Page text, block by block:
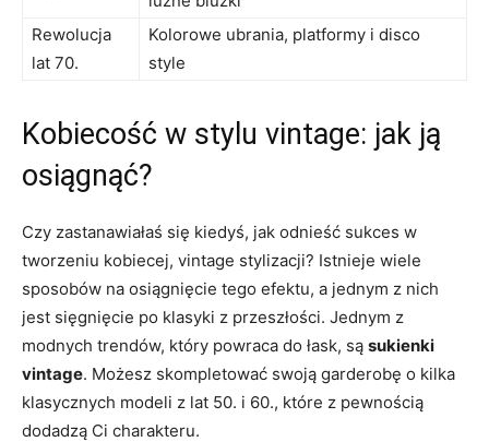
Rewolucja
lat 70.
Kolorowe ⁣ubrania, ⁤platformy‌ i‌ disco
style
Kobiecość w stylu vintage: jak ją
osiągnąć?
Czy zastanawiałaś się kiedyś, jak odnieść sukces w
tworzeniu⁢ kobiecej, ⁣vintage‍ stylizacji? Istnieje wiele
sposobów na osiągnięcie ⁢tego efektu, a jednym z nich
jest sięgnięcie po klasyki z przeszłości.⁣ Jednym z
modnych⁣ trendów, ⁤który powraca⁢ do łask,‌ są⁣ sukienki
vintage. Możesz skompletować swoją ‍garderobę o kilka
klasycznych⁤ modeli z lat ‌50. i 60.,⁣ które z pewnością⁤
dodadzą ‍Ci charakteru.